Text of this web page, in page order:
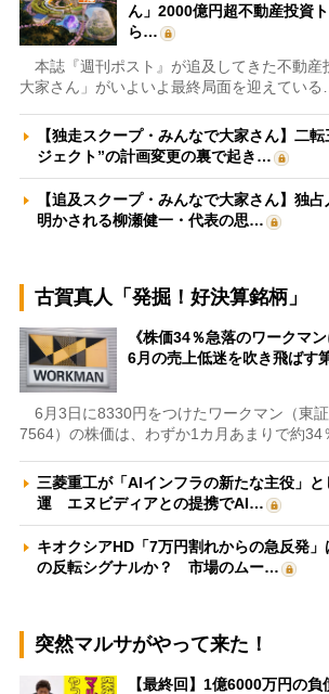
ん」2000億円超不動産投資
ら…
本誌『週刊ポスト』が追及してきた不動産
大家さん」がいよいよ最終局面を迎えている…
【独走スクープ・みんなで大家さん】二
ジェクト”の計画変更の裏で起き…
【追及スクープ・みんなで大家さん】独
明かされる柳瀬健一・代表の思…
古賀真人「発掘！好決算銘柄」
《株価34％急落のワークマ
6月の売上低迷を吹き飛ばす
6月3日に8330円をつけたワークマン（東証
7564）の株価は、わずか1カ月あまりで約34
三菱重工が「AIインフラの新たな主役」
運 エヌビディアとの提携でAI…
キオクシアHD「7万円割れからの急反発
の反転シグナルか？ 市場のムー…
突然マルサがやって来た！
【最終回】1億6000万円の